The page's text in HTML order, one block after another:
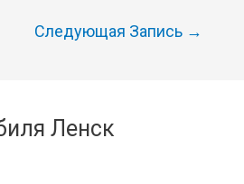
Следующая Запись →
Ленск